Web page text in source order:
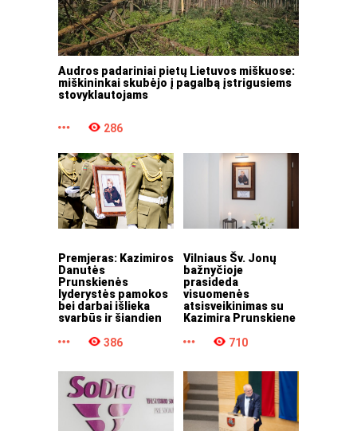
Audros padariniai pietų Lietuvos miškuose:
miškininkai skubėjo į pagalbą įstrigusiems
stovyklautojams
286
Premjeras: Kazimiros
Danutės
Prunskienės
lyderystės pamokos
bei darbai išlieka
svarbūs ir šiandien
386
Vilniaus Šv. Jonų
bažnyčioje
prasideda
visuomenės
atsisveikinimas su
Kazimira Prunskiene
710